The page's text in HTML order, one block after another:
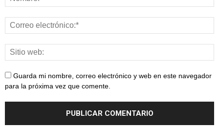
Guarda mi nombre, correo electrónico y web en este navegador
para la próxima vez que comente.